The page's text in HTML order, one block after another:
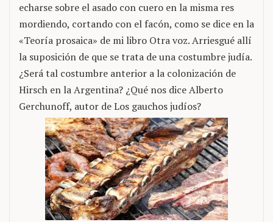
echarse sobre el asado con cuero en la misma res
mordiendo, cortando con el facón, como se dice en la
«Teoría prosaica» de mi libro Otra voz. Arriesgué allí
la suposición de que se trata de una costumbre judía.
¿Será tal costumbre anterior a la colonización de
Hirsch en la Argentina? ¿Qué nos dice Alberto
Gerchunoff, autor de Los gauchos judíos?